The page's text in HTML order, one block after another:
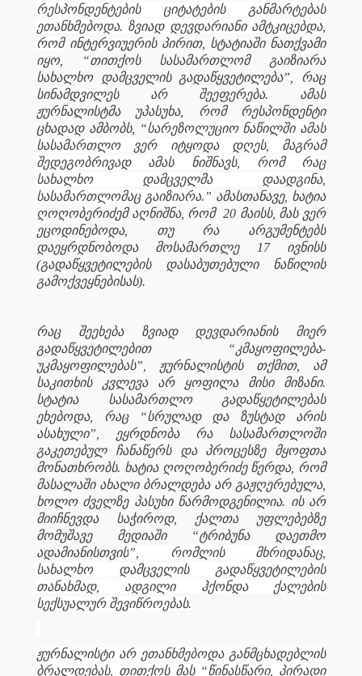
რესპონდენტების ციტატების განმარტებას
ეთანხმებოდა. ზვიად დევდარიანი ამტკიცებდა,
რომ ინტერვიუერის პირით, სტატიაში ნათქვამი
იყო, “თითქოს სასამართლომ გაიზიარა
სახალხო დამცველის გადაწყვეტილება”, რაც
სინამდვილეს არ შეეფერება. ამას
ჟურნალისტმა უპასუხა, რომ რესპონდენტი
ცხადად ამბობს, “სარეზოლუციო ნაწილში ამას
სასამართლო ვერ იტყოდა დღეს, მაგრამ
შედეგობრივად ამას ნიშნავს, რომ რაც
სახალხო დამცველმა დაადგინა,
სასამართლომაც გაიზიარა.” ამასთანავე, ხატია
ღოღობერიძემ აღნიშნა, რომ 20 მაისს, მას ვერ
ეცოდინებოდა, თუ რა არგუმენტებს
დაეყრდნობოდა მოსამართლე 17 ივნისს
(გადაწყვეტილების დასაბუთებული ნაწილის
გამოქვეყნებისას).
რაც შეეხება ზვიად დევდარიანის მიერ
გადაწყვეტილებით “კმაყოფილება-
უკმაყოფილებას”, ჟურნალისტის თქმით, ამ
საკითხის კვლევა არ ყოფილა მისი მიზანი.
სტატია სასამართლო გადაწყეტილებას
ეხებოდა, რაც “სრულად და ზუსტად არის
ასახული”, ეყრდნობა რა სასამართლოში
გაკეთებულ ჩანაწერს და პროცესზე მყოფთა
მონათხრობს. ხატია ღოღობერიძე წერდა, რომ
მასალაში ახალი ბრალდება არ გაჟღერებულა,
ხოლო ძველზე პასუხი წარმოდგენილია. ის არ
მიიჩნევდა საჭიროდ, ქალთა უფლებებზე
მომუშავე მედიაში “ტრიბუნა დაეთმო
ადამიანისთვის”, რომლის მხრიდანაც,
სახალხო დამცველის გადაწყვეტილების
თანახმად, ადგილი ჰქონდა ქალების
სექსუალურ შევიწროებას.
ჟურნალისტი არ ეთანხმებოდა განმცხადებლის
ბრალდებას, თითქოს მას “წინასწარი, პირადი